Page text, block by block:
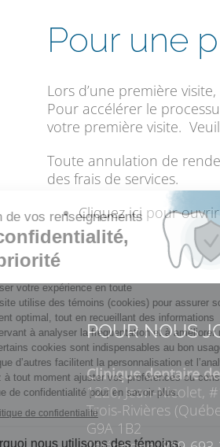
Pour une
Lors d’une première
Pour accélérer le
votre première visite.
Toute annulation de
des frais de services.
Cliquez ici pour
POUR NOUS
Clinique dentaire
1220, Jean-Nicolet,
Trois-Rivières
G9A 1B2